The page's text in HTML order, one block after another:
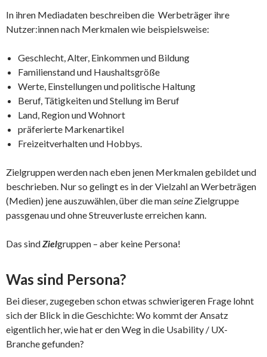
In ihren Mediadaten beschreiben die Werbeträger ihre
Nutzer:innen nach Merkmalen wie beispielsweise:
Geschlecht, Alter, Einkommen und Bildung
Familienstand und Haushaltsgröße
Werte, Einstellungen und politische Haltung
Beruf, Tätigkeiten und Stellung im Beruf
Land, Region und Wohnort
präferierte Markenartikel
Freizeitverhalten und Hobbys.
Zielgruppen werden nach eben jenen Merkmalen gebildet und
beschrieben. Nur so gelingt es in der Vielzahl an Werbeträgen
(Medien) jene auszuwählen, über die manseine Zielgruppe
passgenau und ohne Streuverluste erreichen kann.
Das sindZielgruppen – aber keine Persona!
Was sind Persona?
Bei dieser, zugegeben schon etwas schwierigeren Frage lohnt
sich der Blick in die Geschichte: Wo kommt der Ansatz
eigentlich her, wie hat er den Weg in die Usability / UX-
Branche gefunden?